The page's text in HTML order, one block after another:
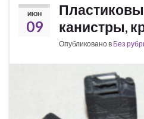
ИЮН
09
канистры,
Опубликовано в Без